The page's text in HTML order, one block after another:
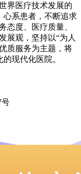
界医疗技术发展的
心系患者，不断追求
态度、医疗质量、
展观，坚持以“为人
质服务为主题，将
现代化医院。
号